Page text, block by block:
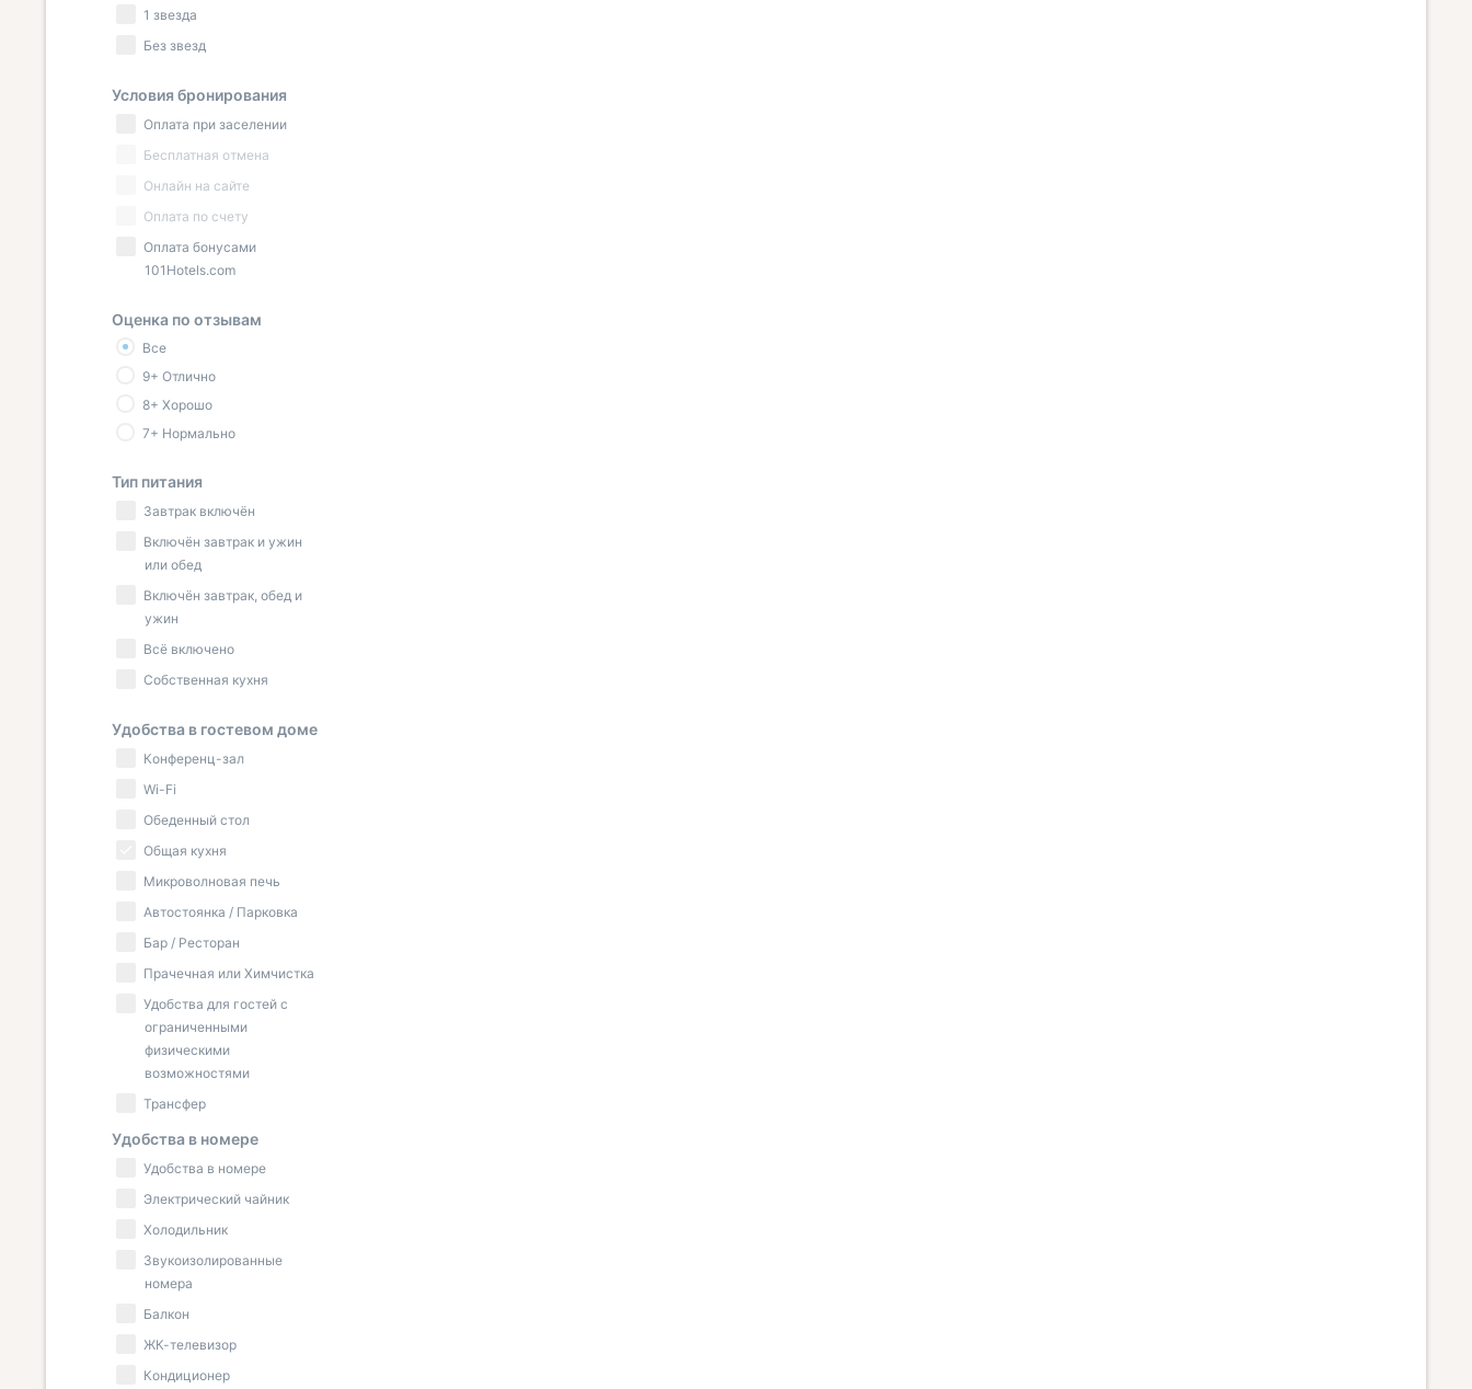
1 звезда
Без звезд
Условия бронирования
Оплата при заселении
Бесплатная отмена
Онлайн на сайте
Оплата по счету
Оплата бонусами
101Hotels.com
Оценка по отзывам
Все
9+ Отлично
8+ Хорошо
7+ Нормально
Тип питания
Завтрак включён
Включён завтрак и ужин
или обед
Включён завтрак, обед и
ужин
Всё включено
Собственная кухня
Удобства в гостевом доме
Конференц-зал
Wi-Fi
Обеденный стол
Общая кухня
Микроволновая печь
Автостоянка / Парковка
Бар / Ресторан
Прачечная или Химчистка
Удобства для гостей с
ограниченными
физическими
возможностями
Трансфер
Удобства в номере
Удобства в номере
Электрический чайник
Холодильник
Звукоизолированные
номера
Балкон
ЖК-телевизор
Кондиционер